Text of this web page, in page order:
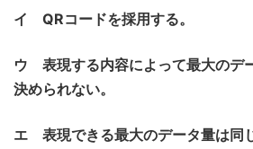
イ QRコードを採用する。
ウ 表現する内容によって最大のデ
決められない。
エ 表現できる最大のデータ量は同